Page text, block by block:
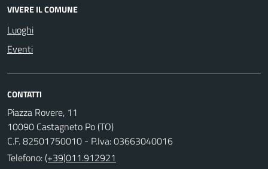
VIVERE IL COMUNE
Luoghi
Eventi
CONTATTI
Piazza Rovere, 11
10090 Castagneto Po (TO)
C.F. 82501750010 - P.Iva: 03663040016
Telefono:(+39)011.912921